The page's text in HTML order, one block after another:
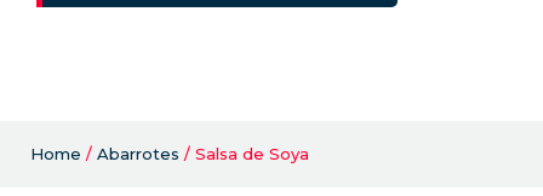
Home / Abarrotes / Salsa de Soya